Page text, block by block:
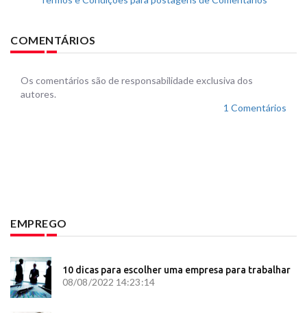
COMENTÁRIOS
Os comentários são de responsabilidade exclusiva dos
autores.
1 Comentários
EMPREGO
10 dicas para escolher uma empresa para trabalhar
08/08/2022 14:23:14